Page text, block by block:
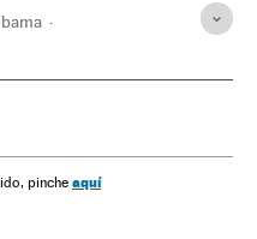
pinche aquí